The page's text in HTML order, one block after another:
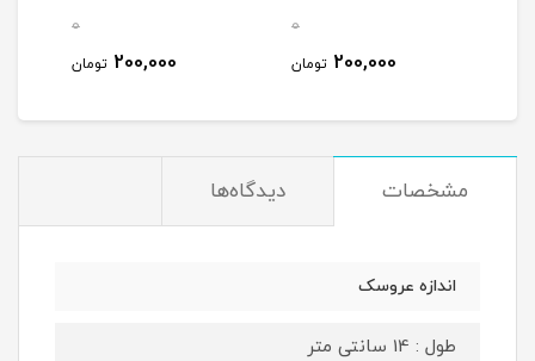
0
200,000 تومان
0
200,000 تومان
مشخصات دیدگاه‌ها
اندازه عروسک
طول : 14 سانتی متر